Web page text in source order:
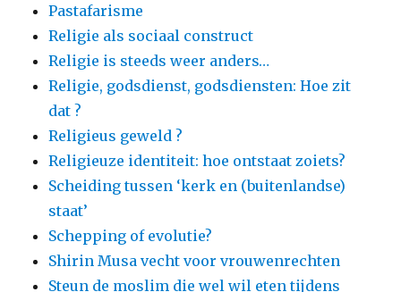
Pastafarisme
Religie als sociaal construct
Religie is steeds weer anders…
Religie, godsdienst, godsdiensten: Hoe zit
dat ?
Religieus geweld ?
Religieuze identiteit: hoe ontstaat zoiets?
Scheiding tussen ‘kerk en (buitenlandse)
staat’
Schepping of evolutie?
Shirin Musa vecht voor vrouwenrechten
Steun de moslim die wel wil eten tijdens